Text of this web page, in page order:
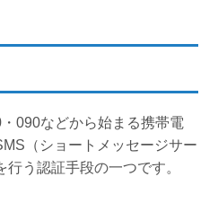
090などから始まる携帯電
（ショートメッセージサー
う認証手段の一つです。